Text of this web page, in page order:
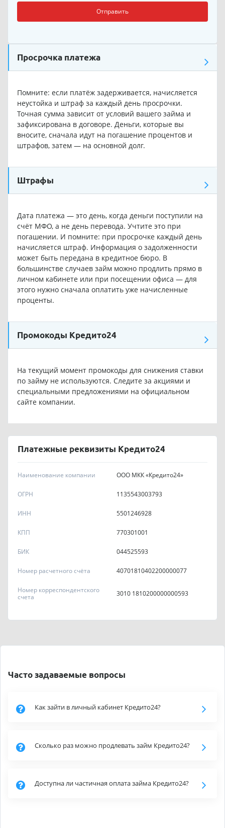
Отправить
Просрочка платежа
Помните: если платёж задерживается, начисляется
неустойка и штраф за каждый день просрочки.
Точная сумма зависит от условий вашего займа и
зафиксирована в договоре. Деньги, которые вы
вносите, сначала идут на погашение процентов и
штрафов, затем — на основной долг.
Штрафы
Дата платежа — это день, когда деньги поступили на
счёт МФО, а не день перевода. Учтите это при
погашении. И помните: при просрочке каждый день
начисляется штраф. Информация о задолженности
может быть передана в кредитное бюро. В
большинстве случаев займ можно продлить прямо в
личном кабинете или при посещении офиса — для
этого нужно сначала оплатить уже начисленные
проценты.
Промокоды Кредито24
На текущий момент промокоды для снижения ставки
по займу не используются. Следите за акциями и
специальными предложениями на официальном
сайте компании.
Платежные реквизиты Кредито24
Наименование компании ООО МКК «Кредито24»
ОГРН 1135543003793
ИНН 5501246928
КПП 770301001
БИК 044525593
Номер расчетного счёта 40701810402200000077
Номер корреспондентского
счета
3010 1810200000000593
Часто задаваемые вопросы
Как зайти в личный кабинет Кредито24?
Сколько раз можно продлевать займ Кредито24?
Доступна ли частичная оплата займа Кредито24?